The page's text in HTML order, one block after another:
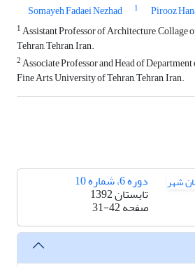
Somayeh Fadaei Nezhad
1 Pirooz
1Assistant Professor of Architecture, Collage
Tehran, Tehran, Iran.
2Associate Professor and Head of
Fine Arts, University of Tehran, Tehran, Iran.
دوره 6، شماره 10
تابستان 1392
صفحه31-42